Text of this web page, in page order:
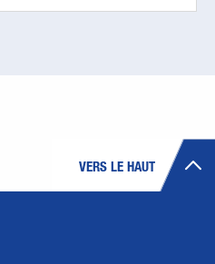
VERS LE HAUT